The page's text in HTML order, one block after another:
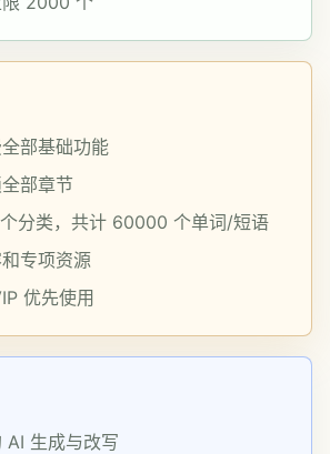
部基础功能
部章节
分类，共计 60000 个单词/短语
专项资源
优先使用
AI 生成与改写